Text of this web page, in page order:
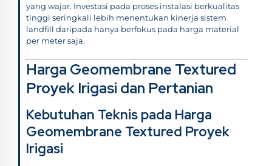
yang wajar. Investasi pada proses instalasi berkualitas
tinggi seringkali lebih menentukan kinerja sistem
landfill daripada hanya berfokus pada harga material
per meter saja.
Harga Geomembrane Textured
Proyek Irigasi dan Pertanian
Kebutuhan Teknis pada Harga
Geomembrane Textured Proyek
Irigasi